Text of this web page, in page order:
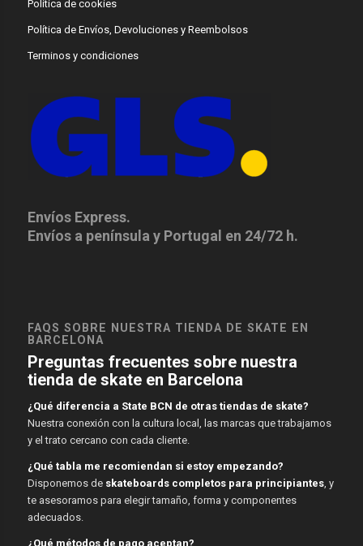
Política de cookies
Política de Envíos, Devoluciones y Reembolsos
Terminos y condiciones
Envíos Express.
Envíos a península y Portugal en 24/72 h.
FAQS SOBRE NUESTRA TIENDA DE SKATE EN
BARCELONA
Preguntas frecuentes sobre nuestra
tienda de skate en Barcelona
¿Qué diferencia a State BCN de otras tiendas de skate?
Nuestra conexión con la cultura local, las marcas que trabajamos
y el trato cercano con cada cliente.
¿Qué tabla me recomiendan si estoy empezando?
Disponemos de skateboards completos para principiantes, y
te asesoramos para elegir tamaño, forma y componentes
adecuados.
¿Qué métodos de pago aceptan?